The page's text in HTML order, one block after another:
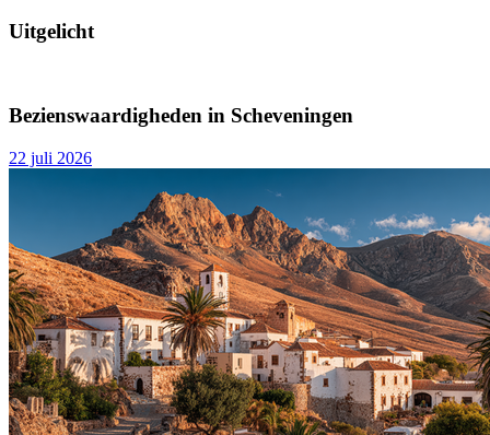
Uitgelicht
Bezienswaardigheden in Scheveningen
22 juli 2026